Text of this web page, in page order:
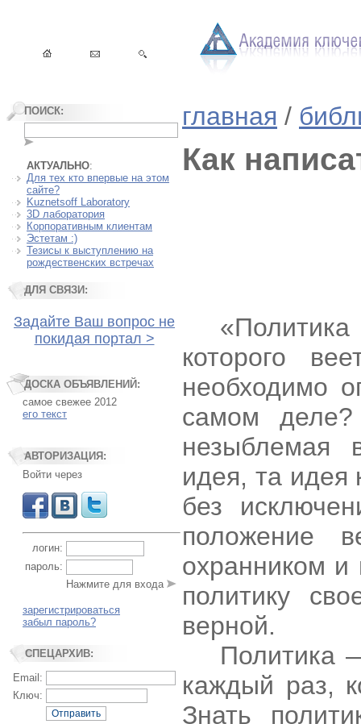
ПОИСК:
АКТУАЛЬНО:
Для тех кто впервые на этом
сайте?
Kuznetsoff Laboratory
3D лаборатория
Корпоративным клиентам
Эстетам :)
Тезисы к выступлению на
рождественских встречах
ДЛЯ СВЯЗИ:
Задайте Ваш вопрос не
покидая портал >
ДОСКА ОБЪЯВЛЕНИЙ:
самое свежее 2012
его текст
АВТОРИЗАЦИЯ:
Войти через
логин:
пароль:
Нажмите для входа
зарегистрироваться
забыл пароль?
СПЕЦАРХИВ:
Email:
Ключ:
Отправить
главная /
Как
которого
необходимо
самом
незыблемая
идея, та идея
без
положение
охранником и
политику
верной.
Политика
каждый раз,
Знать